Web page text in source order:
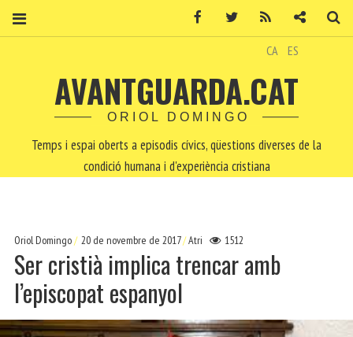
CA ES
AVANTGUARDA.CAT
ORIOL DOMINGO
Temps i espai oberts a episodis cívics, qüestions diverses de la
condició humana i d'experiència cristiana
Oriol Domingo 20 de novembre de 2017 Atri 1512
Ser cristià implica trencar amb
l’episcopat espanyol
Facebook Twitter Contacte